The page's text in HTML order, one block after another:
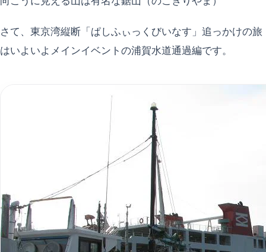
さて、東京湾縦断「ぱしふぃっくびいなす」追っかけの旅
はいよいよメインイベントの浦賀水道通過編です。